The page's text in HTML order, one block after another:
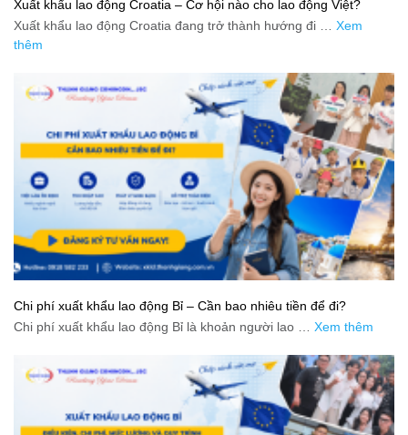
Xuất khẩu lao động Croatia – Cơ hội nào cho lao động Việt?
Xuất khẩu lao động Croatia đang trở thành hướng đi … Xem
thêm
Chi phí xuất khẩu lao động Bỉ – Cần bao nhiêu tiền để đi?
Chi phí xuất khẩu lao động Bỉ là khoản người lao … Xem thêm